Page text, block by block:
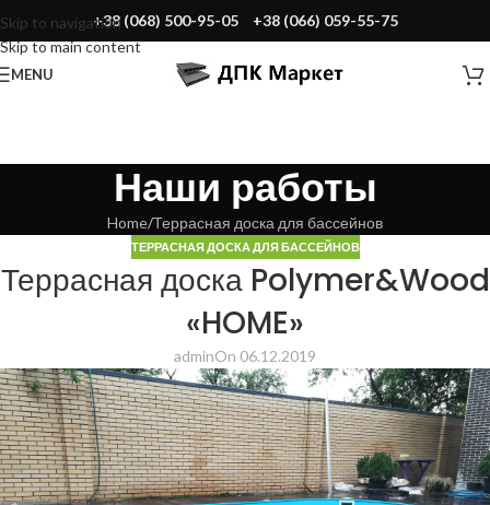
Skip to navigation
Skip to main content
+38 (068) 500-95-05 +38 (066) 059-55-75
MENU
Наши работы
Home Террасная доска для бассейнов
ТЕРРАСНАЯ ДОСКА ДЛЯ БАССЕЙНОВ
Террасная доска Polymer&Wood
«HOME»
adminOn 06.12.2019